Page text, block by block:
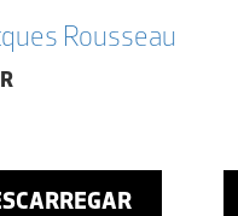
Rousseau